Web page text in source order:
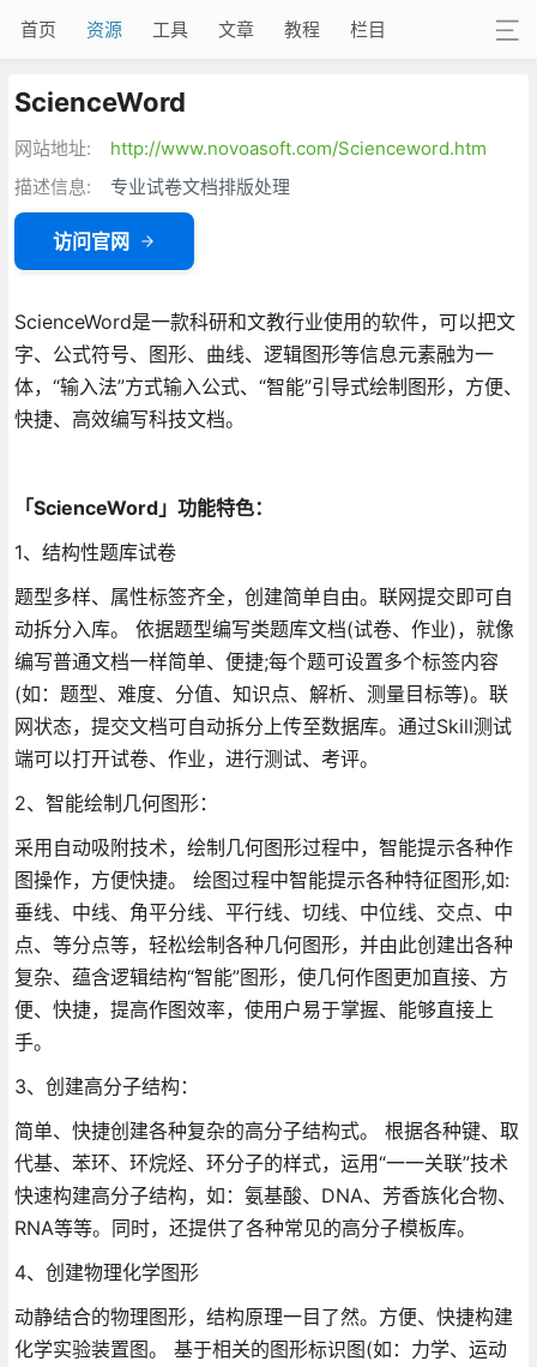
首页 资源 工具 文章 教程 栏目
ScienceWord
网站地址:
http://www.novoasoft.com/Scienceword.htm
描述信息:
专业试卷文档排版处理
访问官网
ScienceWord是一款科研和文教行业使用的软件，可以把文
字、公式符号、图形、曲线、逻辑图形等信息元素融为一
体，“输入法”方式输入公式、“智能”引导式绘制图形，方便、
快捷、高效编写科技文档。
「ScienceWord」功能特色：
1、结构性题库试卷
题型多样、属性标签齐全，创建简单自由。联网提交即可自
动拆分入库。 依据题型编写类题库文档(试卷、作业)，就像
编写普通文档一样简单、便捷;每个题可设置多个标签内容
(如：题型、难度、分值、知识点、解析、测量目标等)。联
网状态，提交文档可自动拆分上传至数据库。通过Skill测试
端可以打开试卷、作业，进行测试、考评。
2、智能绘制几何图形：
采用自动吸附技术，绘制几何图形过程中，智能提示各种作
图操作，方便快捷。 绘图过程中智能提示各种特征图形,如:
垂线、中线、角平分线、平行线、切线、中位线、交点、中
点、等分点等，轻松绘制各种几何图形，并由此创建出各种
复杂、蕴含逻辑结构“智能”图形，使几何作图更加直接、方
便、快捷，提高作图效率，使用户易于掌握、能够直接上
手。
3、创建高分子结构：
简单、快捷创建各种复杂的高分子结构式。 根据各种键、取
代基、苯环、环烷烃、环分子的样式，运用“一一关联”技术
快速构建高分子结构，如：氨基酸、DNA、芳香族化合物、
RNA等等。同时，还提供了各种常见的高分子模板库。
4、创建物理化学图形
动静结合的物理图形，结构原理一目了然。方便、快捷构建
化学实验装置图。 基于相关的图形标识图(如：力学、运动